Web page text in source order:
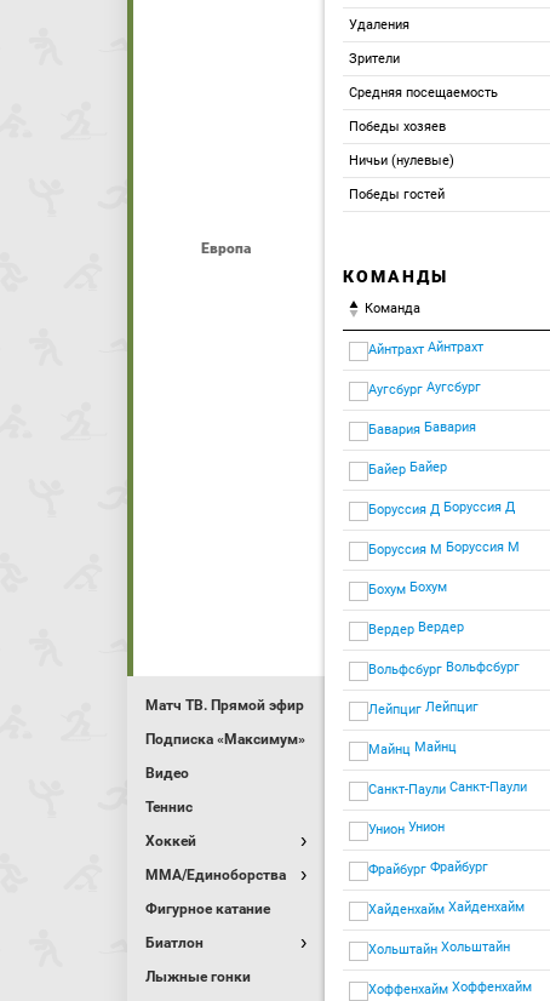
Европа
Матч ТВ. Прямой эфир
Подписка «Максимум»
Видео
Теннис
Хоккей
MMA/Единоборства
Фигурное катание
Биатлон
Лыжные гонки
Удаления
Зрители
Средняя посещаемость
Победы хозяев
Ничьи (нулевые)
Победы гостей
КОМАНДЫ
Команда
Айнтрахт
Аугсбург
Бавария
Байер
Боруссия Д
Боруссия М
Бохум
Вердер
Вольфсбург
Лейпциг
Майнц
Санкт-Паули
Унион
Фрайбург
Хайденхайм
Хольштайн
Хоффенхайм